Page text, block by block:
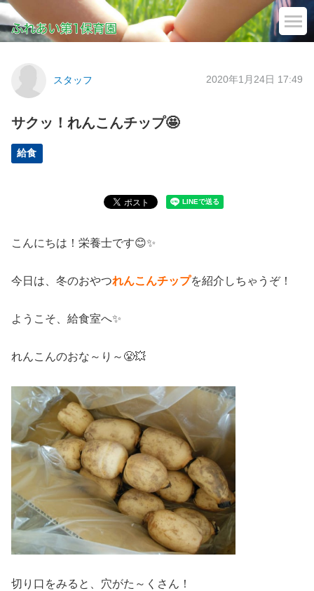
スタッフ 2020年1月24日 17:49
サクッ！れんこんチップ🤩
給食
こんにちは！栄養士です😊✨
今日は、冬のおやつれんこんチップを紹介しちゃうぞ！
ようこそ、給食室へ✨
れんこんのおな～り～😤💥
切り口をみると、穴がた～くさん！